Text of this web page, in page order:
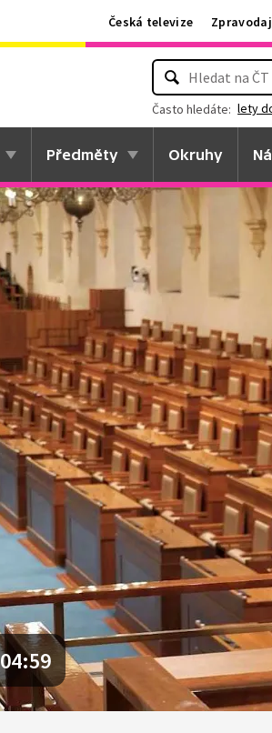
Česká televize
Často hledáte: lety
Předměty Okruhy
04:59